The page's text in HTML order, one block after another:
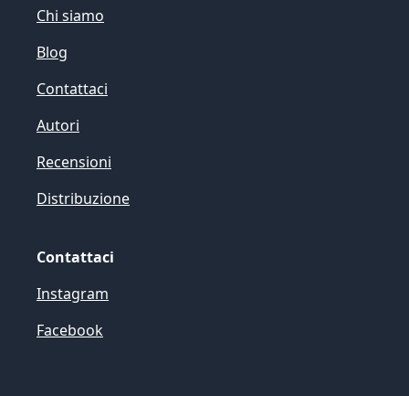
Chi siamo
Blog
Contattaci
Autori
Recensioni
Distribuzione
Contattaci
Instagram
Facebook